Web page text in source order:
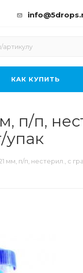
КАК КУПИТЬ
п/п,
упак
мм, п/п, нестерил., с